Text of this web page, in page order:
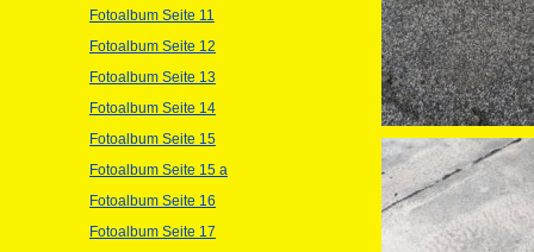
Fotoalbum Seite 11
Fotoalbum Seite 12
Fotoalbum Seite 13
Fotoalbum Seite 14
Fotoalbum Seite 15
Fotoalbum Seite 15 a
Fotoalbum Seite 16
Fotoalbum Seite 17